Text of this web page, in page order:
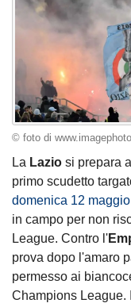
© foto di
La Lazio si prepara
primo scudetto
domenica 12
in campo per non
League. Contro l'
prova dopo l'amaro
permesso ai
Champions League.